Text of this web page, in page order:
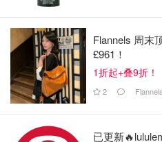
其他一些表述还有：“我就是正
“我爱你芯嫙我会和你一起离开
Flannels 周末
£961！
1折起+叠9折！
2 Flannels
已更新